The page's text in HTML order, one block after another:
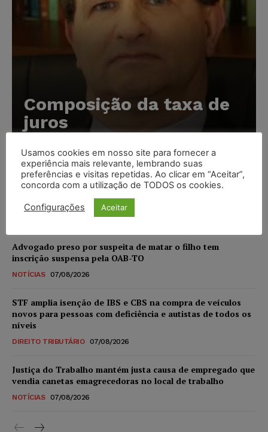
Composição da taxa de
juros
Meta é alvo de denúncia após anúncios com conteúdo
sexual infantil gerado por IA circularem em suas
plataformas
Advogado preso por suspeita de matar o filho tem
inscrição suspensa pela OAB-TO
NOTÍCIAS 07/08/2026
STF amplia isenção de IBS e CBS na compra de veículos
novos para pessoas com deficiência e autistas de todos os
níveis
DIREITO TRIBUTÁRIO 07/08/2026
Justiça do Trabalho mantém justa causa de empregado que
vendia canetas emagrecedoras no local de trabalho
NOTÍCIAS 07/08/2026
Usamos cookies em nosso site para fornecer a
experiência mais relevante, lembrando suas
preferências e visitas repetidas. Ao clicar em “Aceitar”,
concorda com a utilização de TODOS os cookies.
Configurações Aceitar